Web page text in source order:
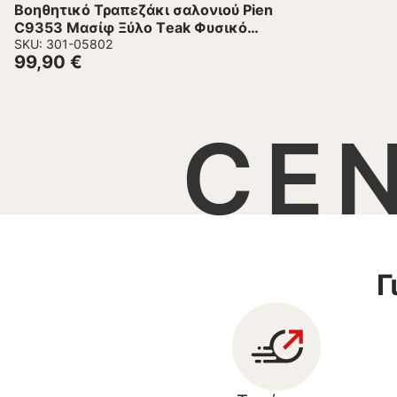
Βοηθητικό Τραπεζάκι σαλονιού Pien
C9353 Μασίφ Ξύλο Τeak Φυσικό
38x38x55Yεκ.
SKU: 301-05802
99,90 €